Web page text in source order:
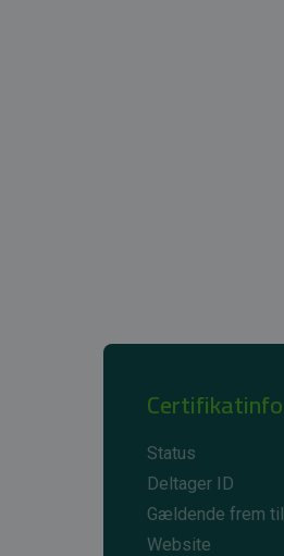
Certifikatinfo
Status
Deltager ID
Gældende frem til
Website